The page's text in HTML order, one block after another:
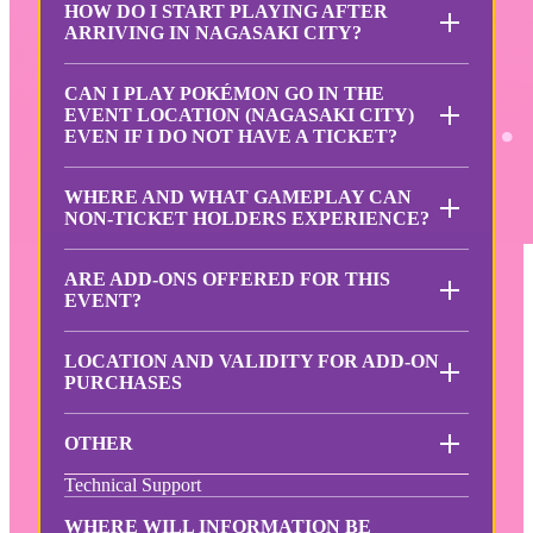
HOW DO I START PLAYING AFTER
ARRIVING IN NAGASAKI CITY?
CAN I PLAY POKÉMON GO IN THE
EVENT LOCATION (NAGASAKI CITY)
EVEN IF I DO NOT HAVE A TICKET?
WHERE AND WHAT GAMEPLAY CAN
NON-TICKET HOLDERS EXPERIENCE?
ARE ADD-ONS OFFERED FOR THIS
EVENT?
LOCATION AND VALIDITY FOR ADD-ON
PURCHASES
OTHER
Technical Support
WHERE WILL INFORMATION BE